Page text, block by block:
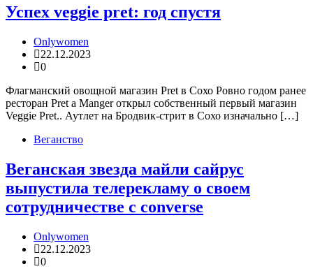
Успех veggie pret: год спустя
Onlywomen
22.12.2023
0
Флагманский овощной магазин Pret в Сохо Ровно годом ранее
ресторан Pret a Manger открыл собственный первый магазин
Veggie Pret.. Аутлет на Бродвик-стрит в Сохо изначально […]
Веганство
Веганская звезда майли сайрус
выпустила телерекламу о своем
сотрудничестве с converse
Onlywomen
22.12.2023
0